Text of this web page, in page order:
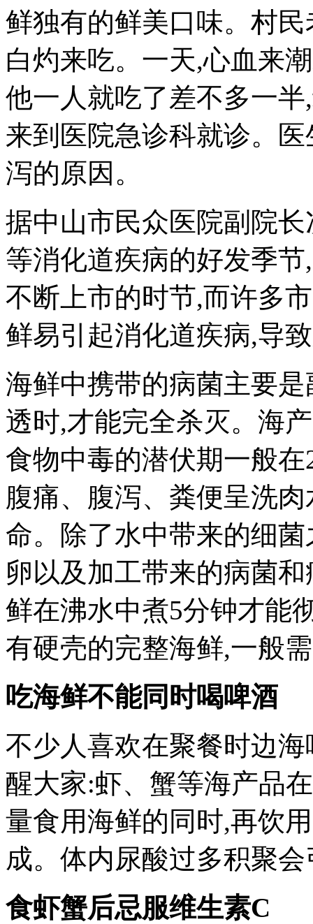
鲜独有的鲜美口味。村
白灼来吃。一天,心血来
他一人就吃了差不多一
来到医院急诊科就诊。
泻的原因。
据中山市民众医院副院
等消化道疾病的好发季
不断上市的时节,而许多
鲜易引起消化道疾病,导
海鲜中携带的病菌主要
透时,才能完全杀灭。海
食物中毒的潜伏期一般
腹痛、腹泻、粪便呈洗
命。除了水中带来的细
卵以及加工带来的病菌
鲜在沸水中煮5分钟才能
有硬壳的完整海鲜,一般
吃海鲜不能同时喝啤酒
不少人喜欢在聚餐时边
醒大家:虾、蟹等海产品
量食用海鲜的同时,再饮
成。体内尿酸过多积聚
食虾蟹后忌服维生素C